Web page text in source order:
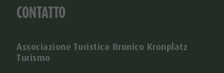
CONTATTO
Associazione Turistica Brunico Kronplatz
Turismo